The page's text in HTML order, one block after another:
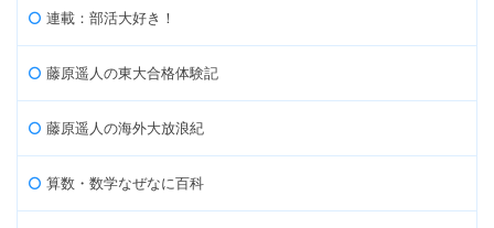
連載：部活大好き！
藤原遥人の東大合格体験記
藤原遥人の海外大放浪紀
算数・数学なぜなに百科